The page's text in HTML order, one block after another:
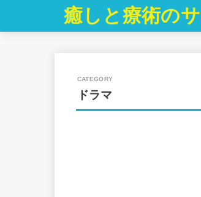
癒しと療術の
ドラマ